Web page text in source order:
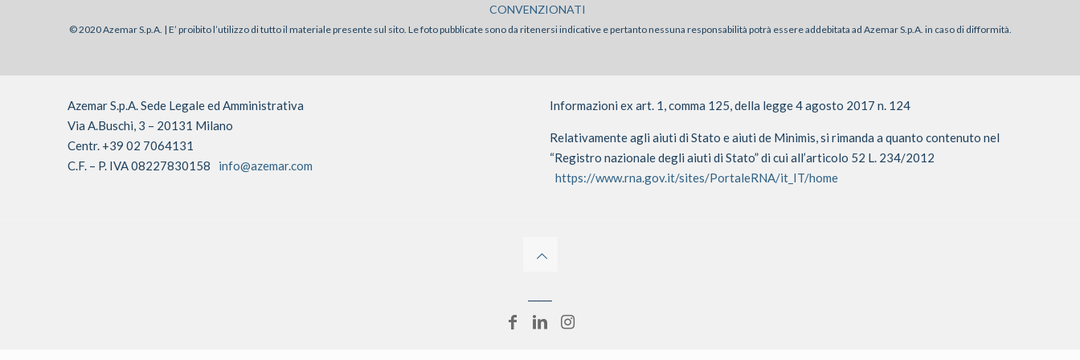
CONVENZIONATI
© 2020 Azemar S.p.A. | E’ proibito l’utilizzo di tutto il materiale presente sul sito. Le foto pubblicate sono da ritenersi indicative e pertanto nessuna responsabilità potrà essere addebitata ad Azemar S.p.A. in caso di difformità.
Azemar S.p.A. Sede Legale ed Amministrativa
Via A.Buschi, 3 – 20131 Milano
Centr. +39 02 7064131
C.F. – P. IVA 08227830158
info@azemar.com
Informazioni ex art. 1, comma 125, della legge 4 agosto 2017 n. 124
Relativamente agli aiuti di Stato e aiuti de Minimis, si rimanda a quanto contenuto nel
“Registro nazionale degli aiuti di Stato” di cui all’articolo 52 L. 234/2012
https://www.rna.gov.it/sites/PortaleRNA/it_IT/home